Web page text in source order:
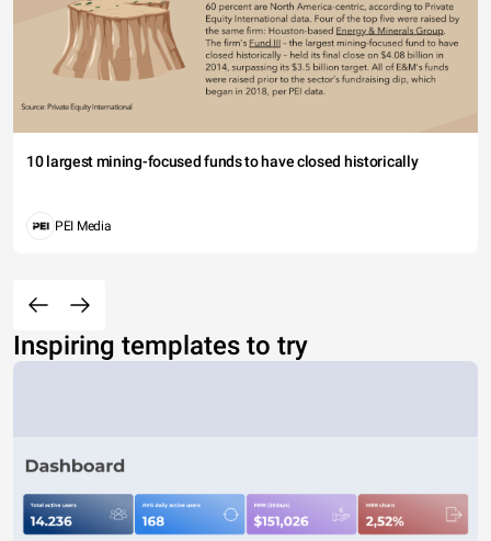
10 largest mining-focused funds to have closed historically
PEI Media
Inspiring templates to try